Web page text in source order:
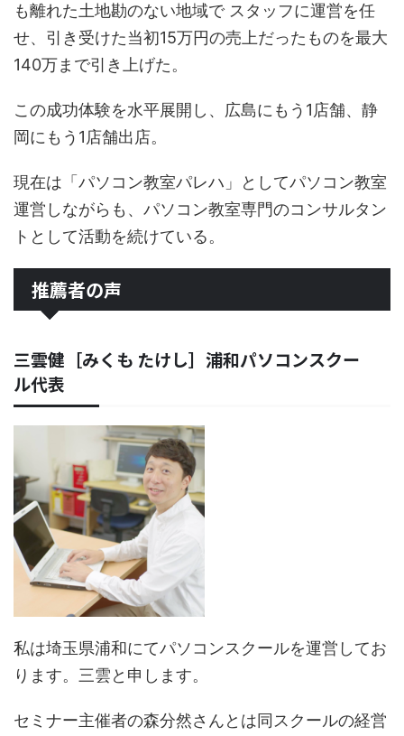
も離れた土地勘のない地域で スタッフに運営を任
せ、引き受けた当初15万円の売上だったものを最大
140万まで引き上げた。
この成功体験を水平展開し、広島にもう1店舗、静
岡にもう1店舗出店。
現在は「パソコン教室パレハ」としてパソコン教室
運営しながらも、パソコン教室専門のコンサルタン
トとして活動を続けている。
推薦者の声
三雲健［みくも たけし］浦和パソコンスクー
ル代表
私は埼玉県浦和にてパソコンスクールを運営してお
ります。三雲と申します。
セミナー主催者の森分然さんとは同スクールの経営